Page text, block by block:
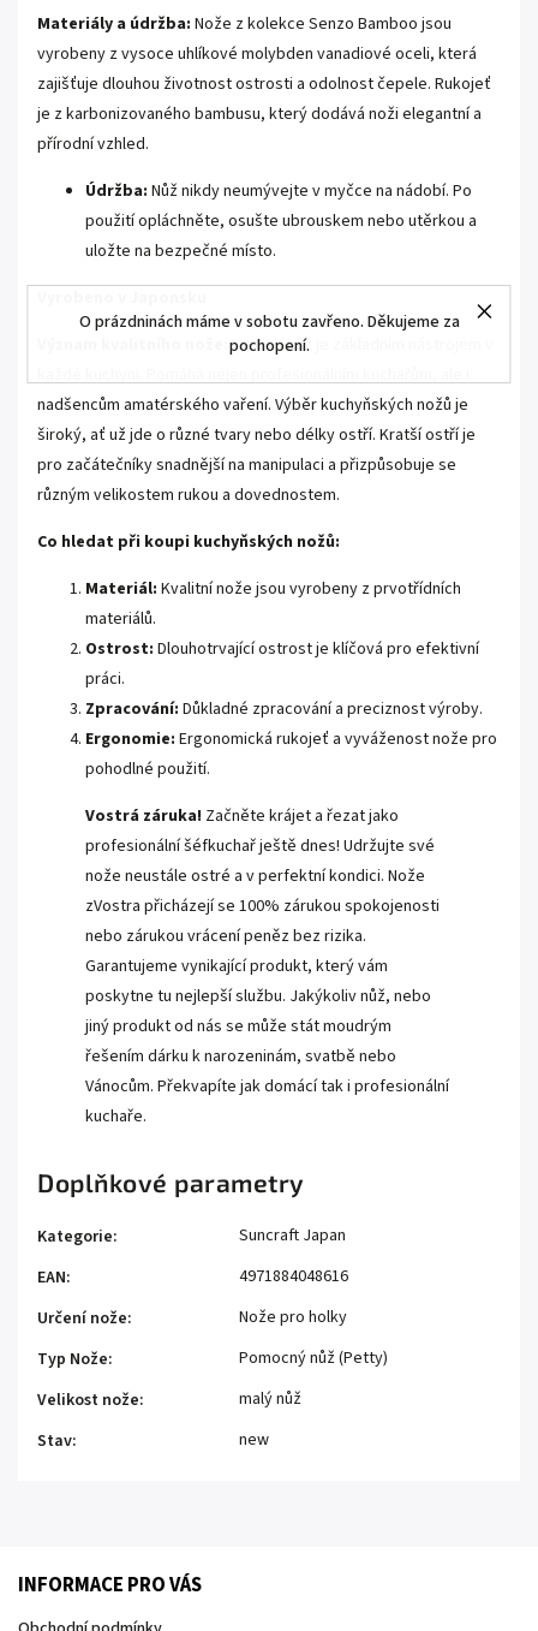
O prázdninách máme v sobotu zavřeno. Děkujeme za
pochopení.
Materiály a údržba: Nože z kolekce Senzo Bamboo jsou
vyrobeny z vysoce uhlíkové molybden vanadiové oceli, která
zajišťuje dlouhou životnost ostrosti a odolnost čepele. Rukojeť
je z karbonizovaného bambusu, který dodává noži elegantní a
přírodní vzhled.
Údržba: Nůž nikdy neumývejte v myčce na nádobí. Po
použití opláchněte, osušte ubrouskem nebo utěrkou a
uložte na bezpečné místo.
Kvalitní nůž je základním nástrojem v
nadšencům amatérského vaření. Výběr kuchyňských nožů je
široký, ať už jde o různé tvary nebo délky ostří. Kratší ostří je
pro začátečníky snadnější na manipulaci a přizpůsobuje se
různým velikostem rukou a dovednostem.
Co hledat při koupi kuchyňských nožů:
Materiál: Kvalitní nože jsou vyrobeny z prvotřídních
materiálů.
Ostrost: Dlouhotrvající ostrost je klíčová pro efektivní
práci.
Zpracování: Důkladné zpracování a preciznost výroby.
Ergonomie: Ergonomická rukojeť a vyváženost nože pro
pohodlné použití.
Vostrá záruka! Začněte krájet a řezat jako
profesionální šéfkuchař ještě dnes! Udržujte své
nože neustále ostré a v perfektní kondici. Nože
zVostra přicházejí se 100% zárukou spokojenosti
nebo zárukou vrácení peněz bez rizika.
Garantujeme vynikající produkt, který vám
poskytne tu nejlepší službu. Jakýkoliv nůž, nebo
jiný produkt od nás se může stát moudrým
řešením dárku k narozeninám, svatbě nebo
Vánocům. Překvapíte jak domácí tak i profesionální
kuchaře.
Doplňkové parametry
Kategorie:
Suncraft Japan
EAN:
4971884048616
Určení nože:
Nože pro holky
Typ Nože:
Pomocný nůž (Petty)
Velikost nože:
malý nůž
Stav: new
INFORMACE PRO VÁS